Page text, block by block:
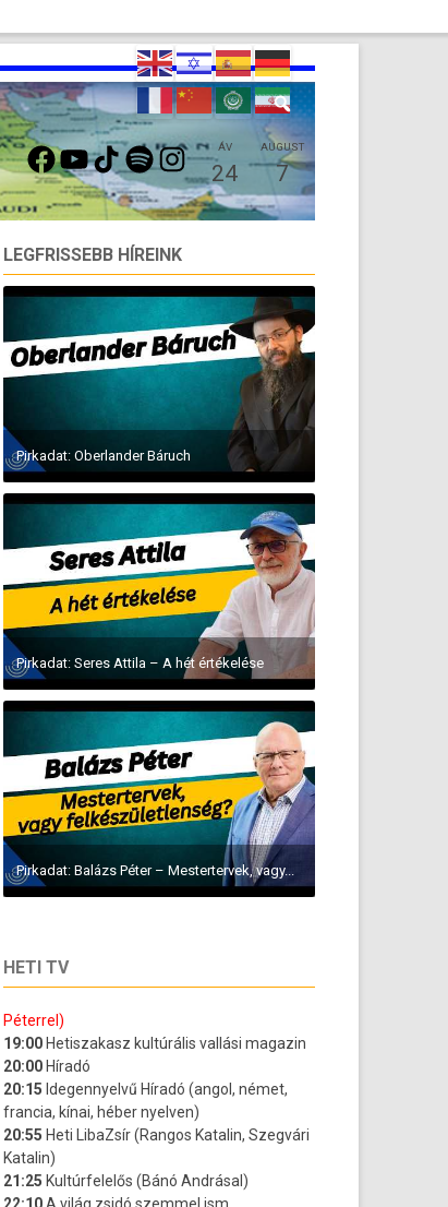
FACEBOOKYOUTUBETIKTOKSPOTIFYINSTAGRAMÁV
24
AUGUST
7
LEGFRISSEBB HÍREINK
Pirkadat: Oberlander Báruch
Pirkadat: Seres Attila – A hét értékelése
Pirkadat: Balázs Péter – Mestertervek, vagy...
HETI TV